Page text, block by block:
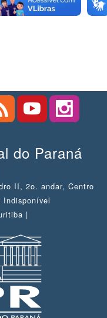
do Paraná
II, 2o. andar, Centro
Indisponível
|